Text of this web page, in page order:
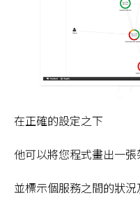
在正確的設定之下
他可以將您程式畫出一張
並標示個服務之間的狀